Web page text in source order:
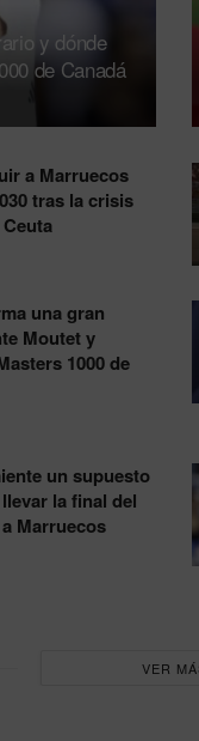
y dónde
de Canadá
a Marruecos
tras la crisis
una gran
Moutet y
1000 de
un supuesto
la final del
Marruecos
VER